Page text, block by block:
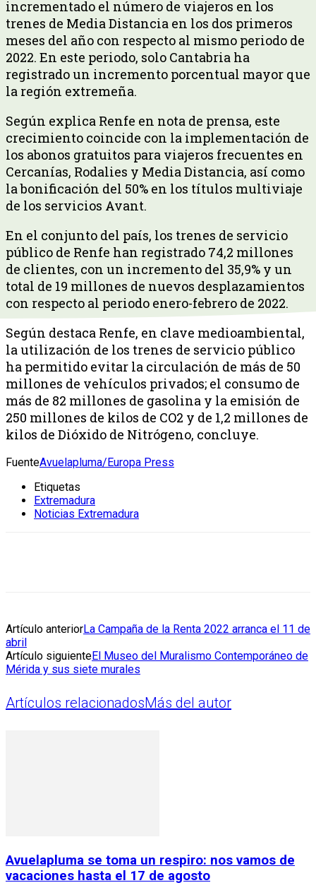
incrementado el número de viajeros en los
trenes de Media Distancia en los dos primeros
meses del año con respecto al mismo periodo de
2022. En este periodo, solo Cantabria ha
registrado un incremento porcentual mayor que
la región extremeña.
Según explica Renfe en nota de prensa, este
crecimiento coincide con la implementación de
los abonos gratuitos para viajeros frecuentes en
Cercanías, Rodalies y Media Distancia, así como
la bonificación del 50% en los títulos multiviaje
de los servicios Avant.
En el conjunto del país, los trenes de servicio
público de Renfe han registrado 74,2 millones
de clientes, con un incremento del 35,9% y un
total de 19 millones de nuevos desplazamientos
con respecto al periodo enero-febrero de 2022.
Según destaca Renfe, en clave medioambiental,
la utilización de los trenes de servicio público
ha permitido evitar la circulación de más de 50
millones de vehículos privados; el consumo de
más de 82 millones de gasolina y la emisión de
250 millones de kilos de CO2 y de 1,2 millones de
kilos de Dióxido de Nitrógeno, concluye.
FuenteAvuelapluma/Europa Press
Etiquetas
Extremadura
Noticias Extremadura
Artículo anteriorLa Campaña de la Renta 2022 arranca el 11 de
abril
Artículo siguienteEl Museo del Muralismo Contemporáneo de
Mérida y sus siete murales
Artículos relacionadosMás del autor
Avuelapluma se toma un respiro: nos vamos de
vacaciones hasta el 17 de agosto